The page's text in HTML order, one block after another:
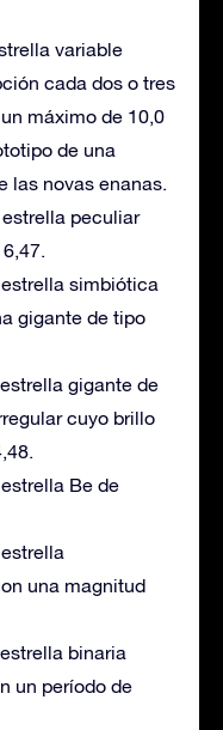
variable
cada dos o tres
máximo de 10,0
de una
las novas enanas.
peculiar
simbiótica
gigante de tipo
gigante de
cuyo brillo
Be de
una magnitud
binaria
un período de